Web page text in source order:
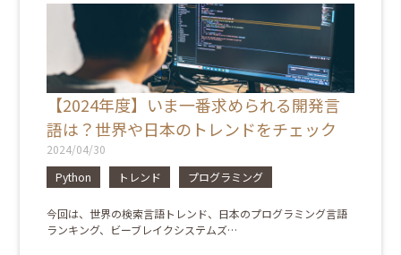
【2024年度】いま一番求められる開発言
語は？世界や日本のトレンドをチェック
2024/04/30
Python
トレンド プログラミング
今回は、世界の検索言語トレンド、日本のプログラミング言語
ランキング、ビーブレイクシステムズ…